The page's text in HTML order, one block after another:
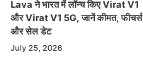
Lava ने भारत में लॉन्च किए Virat V1
और Virat V1 5G, जानें कीमत, फीचर्स
और सेल डेट
July 25, 2026